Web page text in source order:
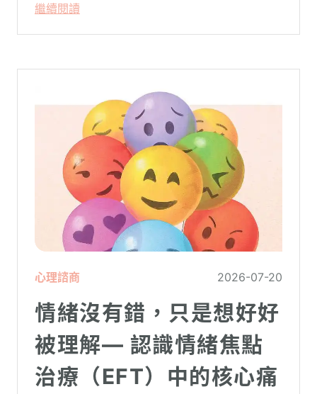
陌生。
繼續閱讀
心理諮商 2026-07-20
情緒沒有錯，只是想好好
被理解— 認識情緒焦點
治療（EFT）中的核心痛